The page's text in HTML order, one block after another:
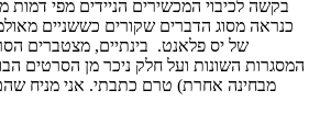
בקשה לכיבוי המכשירים הניידים מפי דמות
כנראה מסוג הדברים שקורים כששניים
של יס פלאנט. בינתיים, מצטברים
המסגרות השונות ועל חלק ניכר מן הסרטים
מבחינה אחרת) טרם כתבתי. אני מניח